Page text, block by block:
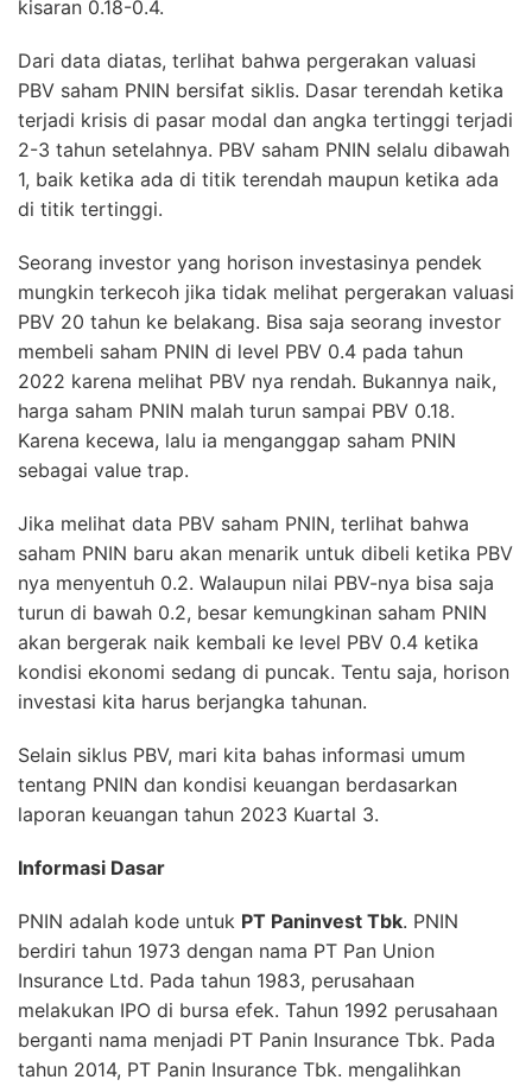
kisaran 0.18-0.4.
Dari data diatas, terlihat bahwa pergerakan valuasi
PBV saham PNIN bersifat siklis. Dasar terendah ketika
terjadi krisis di pasar modal dan angka tertinggi terjadi
2-3 tahun setelahnya. PBV saham PNIN selalu dibawah
1, baik ketika ada di titik terendah maupun ketika ada
di titik tertinggi.
Seorang investor yang horison investasinya pendek
mungkin terkecoh jika tidak melihat pergerakan valuasi
PBV 20 tahun ke belakang. Bisa saja seorang investor
membeli saham PNIN di level PBV 0.4 pada tahun
2022 karena melihat PBV nya rendah. Bukannya naik,
harga saham PNIN malah turun sampai PBV 0.18.
Karena kecewa, lalu ia menganggap saham PNIN
sebagai value trap.
Jika melihat data PBV saham PNIN, terlihat bahwa
saham PNIN baru akan menarik untuk dibeli ketika PBV
nya menyentuh 0.2. Walaupun nilai PBV-nya bisa saja
turun di bawah 0.2, besar kemungkinan saham PNIN
akan bergerak naik kembali ke level PBV 0.4 ketika
kondisi ekonomi sedang di puncak. Tentu saja, horison
investasi kita harus berjangka tahunan.
Selain siklus PBV, mari kita bahas informasi umum
tentang PNIN dan kondisi keuangan berdasarkan
laporan keuangan tahun 2023 Kuartal 3.
Informasi Dasar
PNIN adalah kode untuk PT Paninvest Tbk. PNIN
berdiri tahun 1973 dengan nama PT Pan Union
Insurance Ltd. Pada tahun 1983, perusahaan
melakukan IPO di bursa efek. Tahun 1992 perusahaan
berganti nama menjadi PT Panin Insurance Tbk. Pada
tahun 2014, PT Panin Insurance Tbk. mengalihkan